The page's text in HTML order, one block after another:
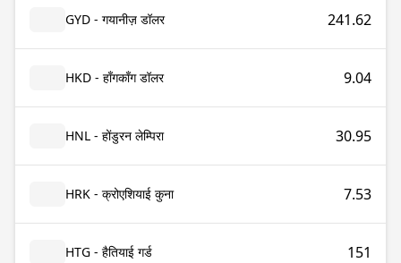
GYD - गयानीज़ डॉलर 241.62
HKD - हाँगकाँग डॉलर 9.04
HNL - होंडुरन लेम्पिरा 30.95
HRK - क्रोएशियाई कुना 7.53
HTG - हैतियाई गर्ड 151